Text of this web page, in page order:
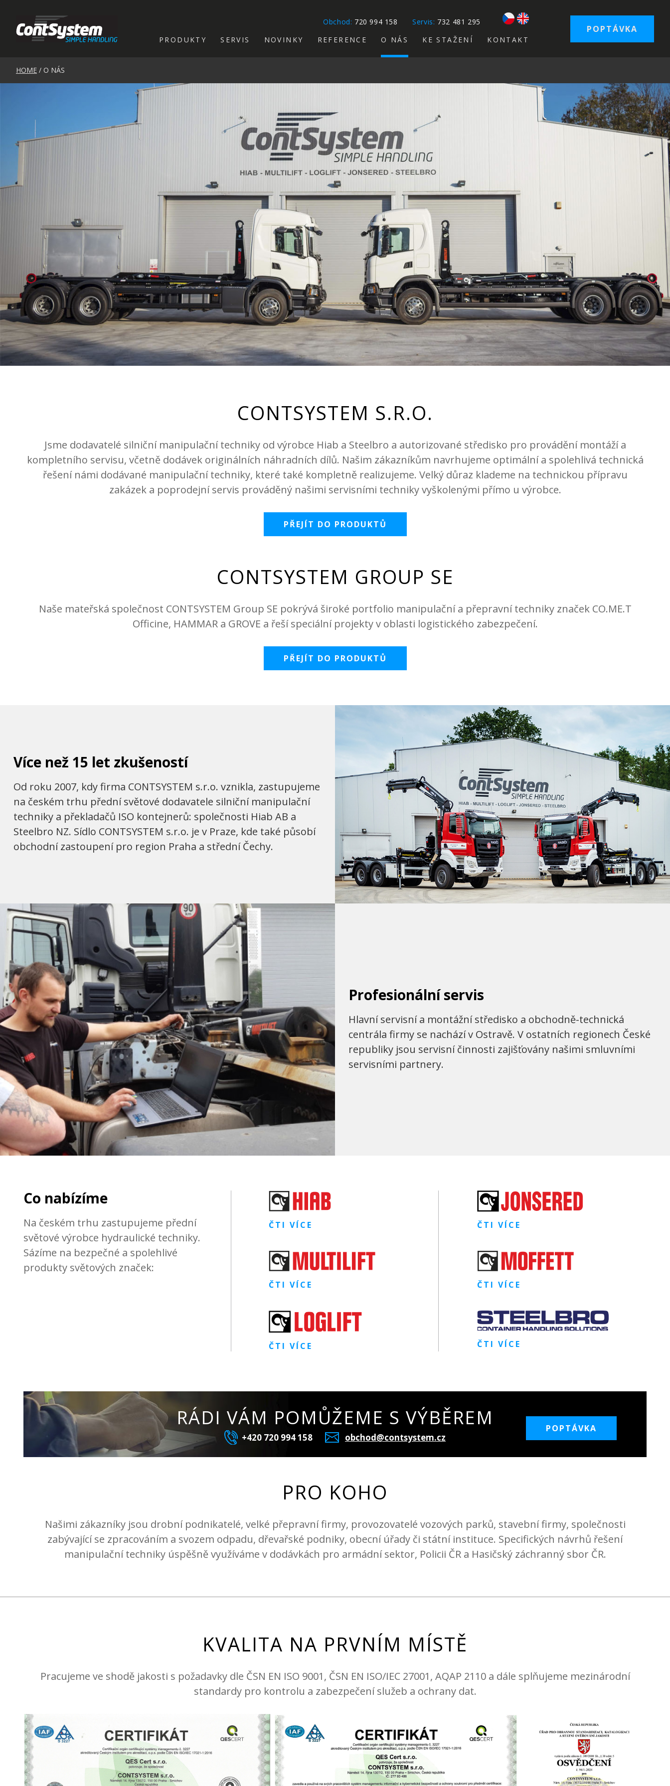
Obchod: 720 994 158 Servis: 732 481 295
PRODUKTY
SERVIS NOVINKY REFERENCE O NÁS KE STAŽENÍ KONTAKT
POPTÁVKA
HOME / O NÁS
CONTSYSTEM S.R.O.
Jsme dodavatelé silniční manipulační techniky od výrobce Hiab a Steelbro a autorizované středisko pro provádění montáží a
kompletního servisu, včetně dodávek originálních náhradních dílů. Našim zákazníkům navrhujeme optimální a spolehlivá technická
řešení námi dodávané manipulační techniky, které také kompletně realizujeme. Velký důraz klademe na technickou přípravu
zakázek a poprodejní servis prováděný našimi servisními techniky vyškolenými přímo u výrobce.
PŘEJÍT DO PRODUKTŮ
CONTSYSTEM GROUP SE
Naše mateřská společnost CONTSYSTEM Group SE pokrývá široké portfolio manipulační a přepravní techniky značek CO.ME.T
Officine, HAMMAR a GROVE a řeší speciální projekty v oblasti logistického zabezpečení.
PŘEJÍT DO PRODUKTŮ
Více než 15 let zkušeností
Od roku 2007, kdy firma CONTSYSTEM s.r.o. vznikla, zastupujeme
na českém trhu přední světové dodavatele silniční manipulační
techniky a překladačů ISO kontejnerů: společnosti Hiab AB a
Steelbro NZ. Sídlo CONTSYSTEM s.r.o. je v Praze, kde také působí
obchodní zastoupení pro region Praha a střední Čechy.
Profesionální servis
Hlavní servisní a montážní středisko a obchodně-technická
centrála firmy se nachází v Ostravě. V ostatních regionech České
republiky jsou servisní činnosti zajišťovány našimi smluvními
servisními partnery.
Co nabízíme
Na českém trhu zastupujeme přední
světové výrobce hydraulické techniky.
Sázíme na bezpečné a spolehlivé
produkty světových značek:
ČTI VÍCE
ČTI VÍCE
ČTI VÍCE
ČTI VÍCE
ČTI VÍCE
ČTI VÍCE
RÁDI VÁM POMŮŽEME S VÝBĚREM
+420 720 994 158 obchod@contsystem.cz
POPTÁVKA
PRO KOHO
Našimi zákazníky jsou drobní podnikatelé, velké přepravní firmy, provozovatelé vozových parků, stavební firmy, společnosti
zabývající se zpracováním a svozem odpadu, dřevařské podniky, obecní úřady či státní instituce. Specifických návrhů řešení
manipulační techniky úspěšně využíváme v dodávkách pro armádní sektor, Policii ČR a Hasičský záchranný sbor ČR.
KVALITA NA PRVNÍM MÍSTĚ
Pracujeme ve shodě jakosti s požadavky dle ČSN EN ISO 9001, ČSN EN ISO/IEC 27001, AQAP 2110 a dále splňujeme mezinárodní
standardy pro kontrolu a zabezpečení služeb a ochrany dat.